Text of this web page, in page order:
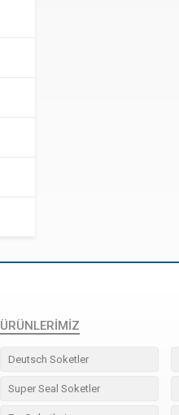
ÜRÜNLERIMIZ
Deutsch Soketler
Super Seal Soketler